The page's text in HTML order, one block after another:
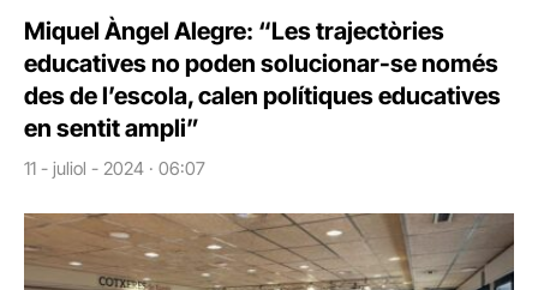
Miquel Àngel Alegre: “Les trajectòries
educatives no poden solucionar-se només
des de l’escola, calen polítiques educatives
en sentit ampli”
11 - juliol - 2024 · 06:07